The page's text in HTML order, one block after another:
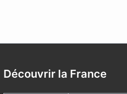
Découvrir la France